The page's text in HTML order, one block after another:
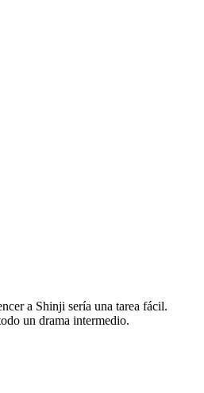
a Shinji sería una tarea fácil.
un drama intermedio.